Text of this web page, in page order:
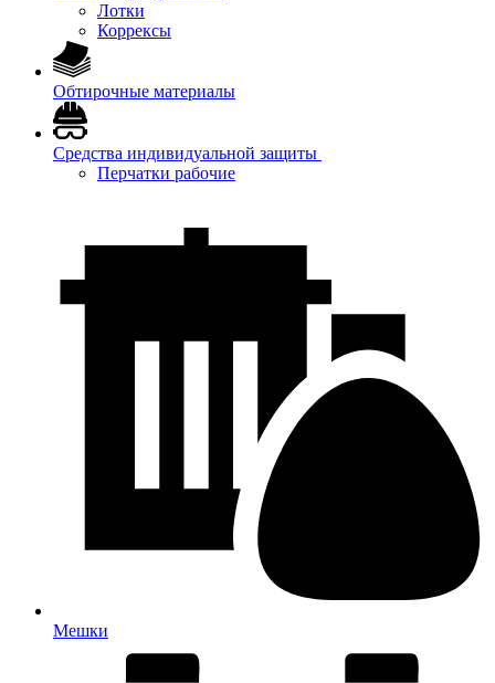
Лотки
Коррексы
Обтирочные материалы
Средства индивидуальной защиты
Перчатки рабочие
Мешки